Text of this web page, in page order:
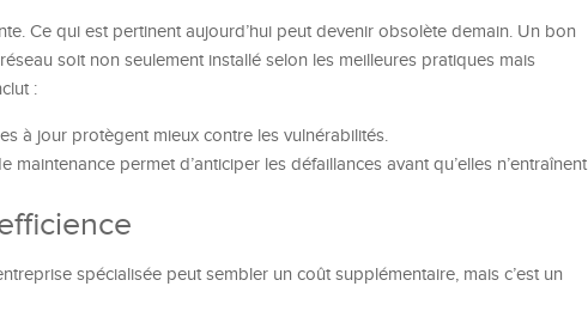
Ce qui est pertinent aujourd’hui peut devenir obsolète demain. Un bon
soit non seulement installé selon les meilleures pratiques mais
:
à jour protègent mieux contre les vulnérabilités.
maintenance permet d’anticiper les défaillances avant qu’elles n’entraînent
spécialisée peut sembler un coût supplémentaire, mais c’est un